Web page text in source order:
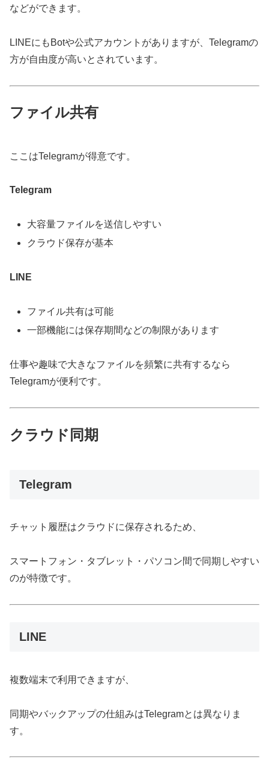
などができます。
LINEにもBotや公式アカウントがありますが、Telegramの
方が自由度が高いとされています。
ファイル共有
ここはTelegramが得意です。
Telegram
大容量ファイルを送信しやすい
クラウド保存が基本
LINE
ファイル共有は可能
一部機能には保存期間などの制限があります
仕事や趣味で大きなファイルを頻繁に共有するなら
Telegramが便利です。
クラウド同期
Telegram
チャット履歴はクラウドに保存されるため、
スマートフォン・タブレット・パソコン間で同期しやすい
のが特徴です。
LINE
複数端末で利用できますが、
同期やバックアップの仕組みはTelegramとは異なりま
す。